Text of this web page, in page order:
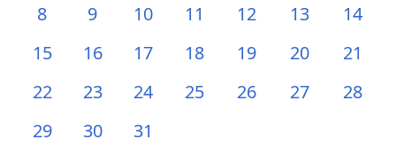
8
9 10 11 12 13
14
15
16 17 18 19 20
21
22
23 24 25 26 27
28
29
30 31